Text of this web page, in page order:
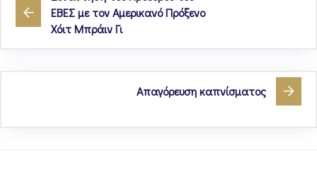
ΕΒΕΣ με τον Αμερικανό Πρόξενο
Χόιτ Μπράιν Γι
Απαγόρευση καπνίσματος